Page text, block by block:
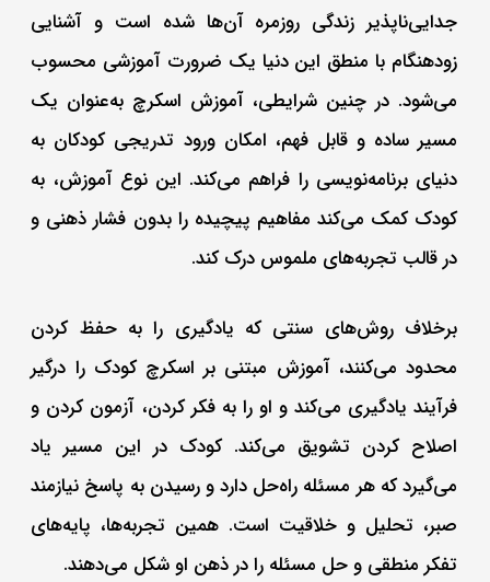
جدایی‌ناپذیر زندگی روزمره آن‌ها شده است و آشنایی
زودهنگام با منطق این دنیا یک ضرورت آموزشی محسوب
می‌شود. در چنین شرایطی، آموزش اسکرچ به‌عنوان یک
مسیر ساده و قابل فهم، امکان ورود تدریجی کودکان به
دنیای برنامه‌نویسی را فراهم می‌کند. این نوع آموزش، به
کودک کمک می‌کند مفاهیم پیچیده را بدون فشار ذهنی و
در قالب تجربه‌های ملموس درک کند.
برخلاف روش‌های سنتی که یادگیری را به حفظ کردن
محدود می‌کنند، آموزش مبتنی بر اسکرچ کودک را درگیر
فرآیند یادگیری می‌کند و او را به فکر کردن، آزمون کردن و
اصلاح کردن تشویق می‌کند. کودک در این مسیر یاد
می‌گیرد که هر مسئله راه‌حل دارد و رسیدن به پاسخ نیازمند
صبر، تحلیل و خلاقیت است. همین تجربه‌ها، پایه‌های
تفکر منطقی و حل مسئله را در ذهن او شکل می‌دهند.